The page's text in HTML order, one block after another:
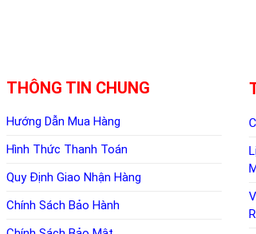
THÔNG TIN CHUNG
Hướng Dẫn Mua Hàng
Hình Thức Thanh Toán
Quy Định Giao Nhận Hàng
Chính Sách Bảo Hành